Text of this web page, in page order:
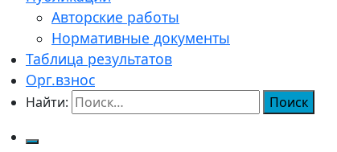
Авторские работы
Нормативные документы
Таблица результатов
Орг.взнос
Найти: